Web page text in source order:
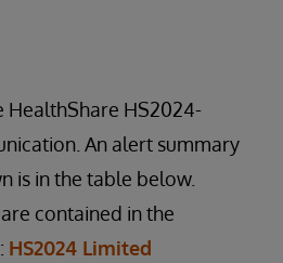
HealthShare HS2024-
An alert summary
is in the table below.
contained in the
HS2024 Limited